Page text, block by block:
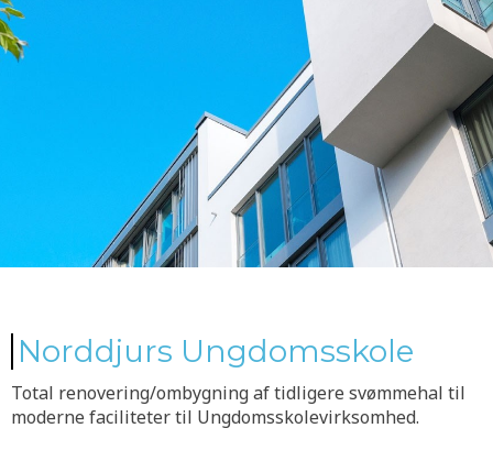
Norddjurs Ungdomsskole​
Total renovering/ombygning af tidligere svømmehal til
moderne faciliteter til Ungdomsskolevirksomhed.